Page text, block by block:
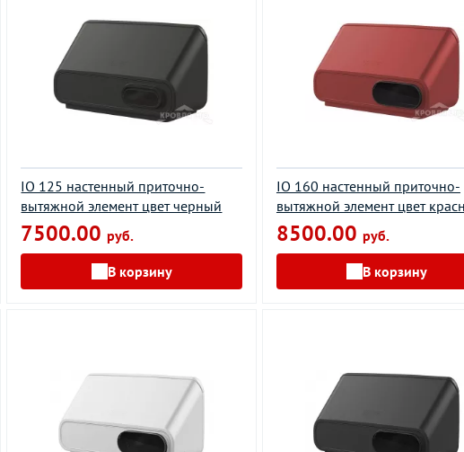
IO 125 настенный приточно-
вытяжной элемент цвет черный
7500.00руб.
В корзину
IO 160 настенный приточно-
вытяжной элемент цвет
8500.00 руб.
В корзину